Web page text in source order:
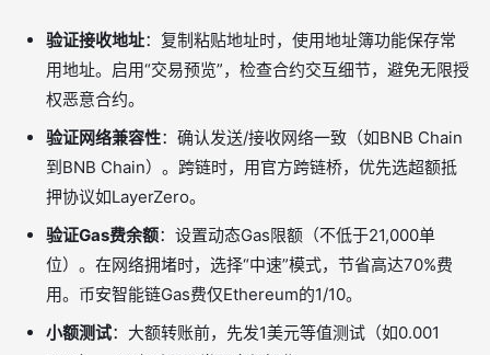
验证接收地址：复制粘贴地址时，使用地址簿功能保存常
用地址。启用“交易预览”，检查合约交互细节，避免无限授
权恶意合约。
验证网络兼容性：确认发送/接收网络一致（如BNB Chain
到BNB Chain）。跨链时，用官方跨链桥，优先选超额抵
押协议如LayerZero。
验证Gas费余额：设置动态Gas限额（不低于21,000单
位）。在网络拥堵时，选择“中速”模式，节省高达70%费
用。币安智能链Gas费仅Ethereum的1/10。
小额测试：大额转账前，先发1美元等值测试（如0.001